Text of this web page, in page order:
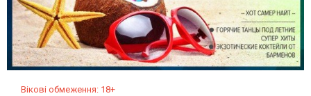
Вікові обмеження: 18+